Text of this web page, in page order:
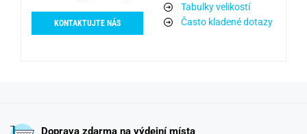
KONTAKTUJTE NÁS
Tabulky velikostí
Často kladené dotazy
Doprava zdarma na výdejní místa